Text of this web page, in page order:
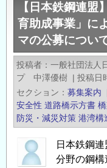
鋼
連
盟】
2022
年
「鋼
構
研
究・
【日本鉄鋼連盟
育助成事業」に
マの公募につい
投稿者
一般社団法
プ 中澤優樹 | 投稿日
セクション
募集案内
安全性 道路橋示方書
防災・減災対策 港湾構
日本鉄鋼
分野の鋼